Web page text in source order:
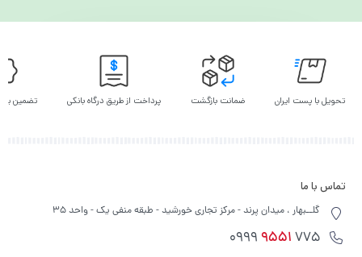
تحویل با پست ایران ضمانت بازگشت پرداخت از طریق درگاه بانکی تضمین
تماس با ما
گلــبهار ، میدان پرند - مرکز تجاری خورشید - طبقه منفی یک - واحد 35
9551775 0999